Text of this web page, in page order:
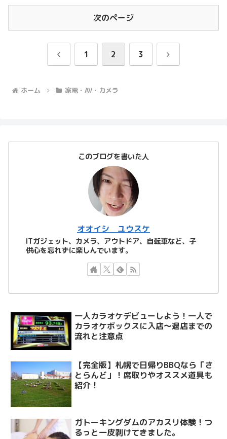
次のページ
前
1 2 3
次
ホーム 家電・AV・カメラ
このブログを書いた人
オオイシ ユウスケ
ITガジェット、カメラ、アウトドア、自転車など、子
供心を忘れずに楽しんでいます。
一人カラオケデビューしよう！一人で
カラオケボックスに入店～退店までの
流れと注意点
【完全版】札幌で日帰りBBQなら「さ
とらんど」！席取りやオススメ道具も
紹介！
ガトーキングダムのアカスリ体験！つ
るっと一皮剥けてきました。